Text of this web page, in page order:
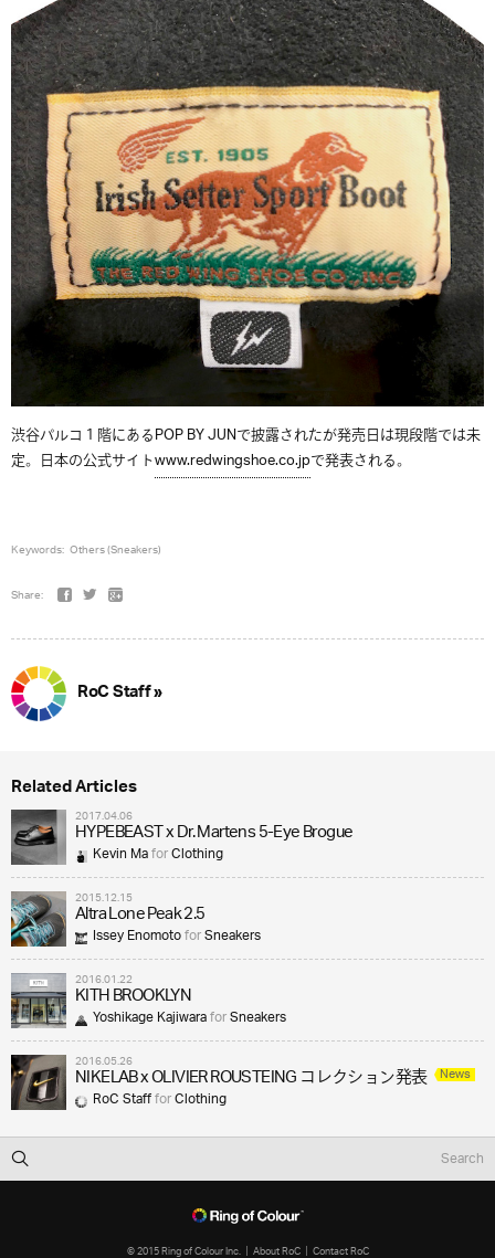
渋谷パルコ１階にあるPOP BY JUNで披露されたが発売日は現段階では未
定。日本の公式サイトwww.redwingshoe.co.jpで発表される。
Keywords: Others (Sneakers)
Share:
RoC Staff »
Related Articles
2017.04.06
HYPEBEAST x Dr. Martens 5-Eye Brogue
Kevin MaforClothing
2015.12.15
Altra Lone Peak 2.5
Issey EnomotoforSneakers
2016.01.22
KITH BROOKLYN
Yoshikage KajiwaraforSneakers
2016.05.26
NIKELAB x OLIVIER ROUSTEING コレクション発表 News
RoC StaffforClothing
© 2015 Ring of Colour Inc. About RoC Contact RoC